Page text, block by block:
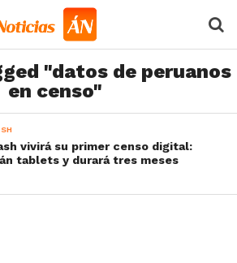
"datos de peruanos
en censo"
vivirá su primer censo digital:
tablets y durará tres meses